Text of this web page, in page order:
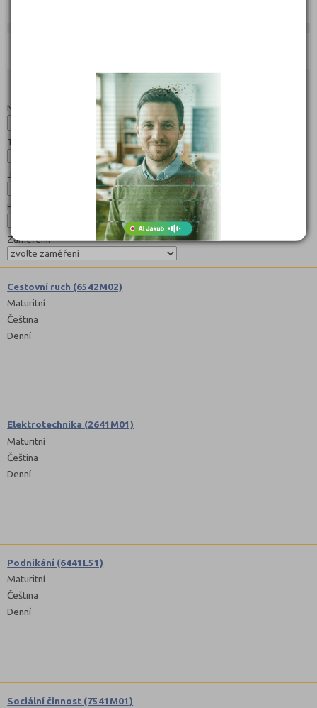
Nahoru
Název:
Typ:
Jazyk:
Forma:
Zaměření:
Cestovní ruch (6542M02)
Maturitní
Čeština
Denní
Elektrotechnika (2641M01)
Maturitní
Čeština
Denní
Podnikání (6441L51)
Maturitní
Čeština
Denní
Sociální činnost (7541M01)